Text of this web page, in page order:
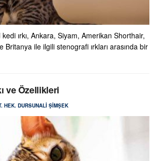
ırkı, Ankara, Siyam, Amerikan Shorthair,
Britanya ile ilgili stenografi ırkları arasında bir
ve Özellikleri
HEK. DURSUNALI ŞIMŞEK